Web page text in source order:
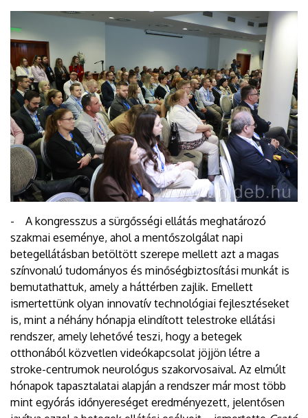
- A kongresszus a sürgősségi ellátás meghatározó
szakmai eseménye, ahol a mentőszolgálat napi
betegellátásban betöltött szerepe mellett azt a magas
színvonalú tudományos és minőségbiztosítási munkát is
bemutathattuk, amely a háttérben zajlik. Emellett
ismertettünk olyan innovatív technológiai fejlesztéseket
is, mint a néhány hónapja elindított telestroke ellátási
rendszer, amely lehetővé teszi, hogy a betegek
otthonából közvetlen videókapcsolat jöjjön létre a
stroke-centrumok neurológus szakorvosaival. Az elmúlt
hónapok tapasztalatai alapján a rendszer már most több
mint egyórás időnyereséget eredményezett, jelentősen